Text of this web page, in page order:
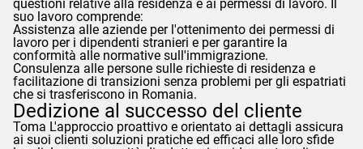
questioni relative alla residenza e ai permessi di lavoro. Il
suo lavoro comprende:
Assistenza alle aziende per l'ottenimento dei permessi di
lavoro per i dipendenti stranieri e per garantire la
conformità alle normative sull'immigrazione.
Consulenza alle persone sulle richieste di residenza e
facilitazione di transizioni senza problemi per gli espatriati
che si trasferiscono in Romania.
Dedizione al successo del cliente
Toma L'approccio proattivo e orientato ai dettagli assicura
ai suoi clienti soluzioni pratiche ed efficaci alle loro sfide